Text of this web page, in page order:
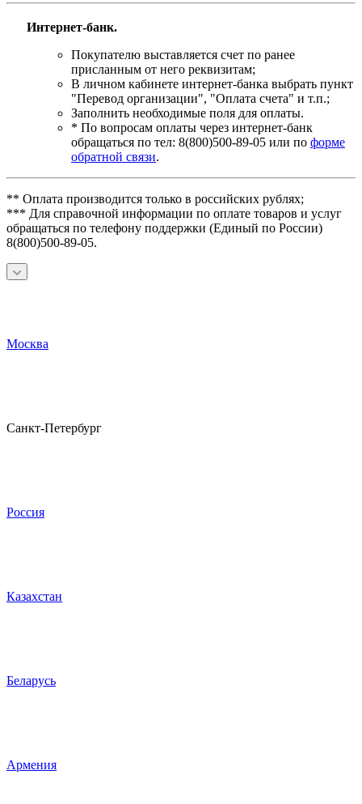
Интернет-банк.
Покупателю выставляется счет по ранее
присланным от него реквизитам;
В личном кабинете интернет-банка выбрать пункт
"Перевод организации", "Оплата счета" и т.п.;
Заполнить необходимые поля для оплаты.
* По вопросам оплаты через интернет-банк
обращаться по тел: 8(800)500-89-05 или по форме
обратной связи.
** Оплата производится только в российских рублях;
*** Для справочной информации по оплате товаров и услуг
обращаться по телефону поддержки (Единый по России)
8(800)500-89-05.
Москва
Санкт-Петербург
Россия
Казахстан
Беларусь
Армения